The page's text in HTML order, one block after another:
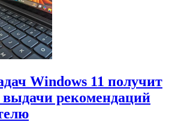
Windows 11 получит
рекомендаций